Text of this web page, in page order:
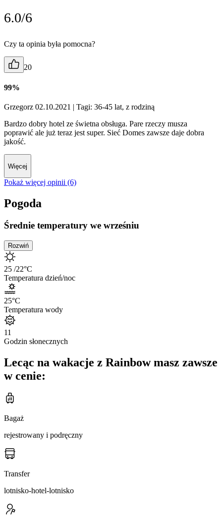
6.0/6
Czy ta opinia była pomocna?
20
99%
Grzegorz 02.10.2021 | Tagi: 36-45 lat, z rodziną
Bardzo dobry hotel ze świetna obsługa. Pare rzeczy musza
poprawić ale już teraz jest super. Sieć Domes zawsze daje dobra
jakość.
Więcej
Pokaż więcej opinii (6)
Pogoda
Średnie temperatury we wrześniu
Rozwiń
25 /22°C
Temperatura dzień/noc
25°C
Temperatura wody
11
Godzin słonecznych
Lecąc na wakacje z Rainbow masz zawsze
w cenie:
Bagaż
rejestrowany i podręczny
Transfer
lotnisko-hotel-lotnisko